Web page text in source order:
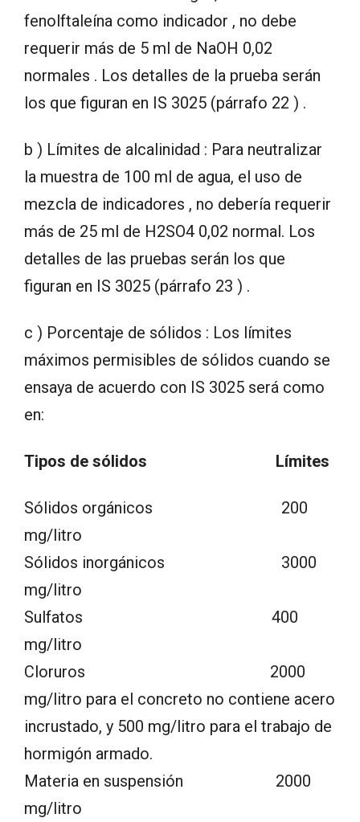
fenolftaleína como indicador , no debe
requerir más de 5 ml de NaOH 0,02
normales . Los detalles de la prueba serán
los que figuran en IS 3025 (párrafo 22 ) .
b ) Límites de alcalinidad : Para neutralizar
la muestra de 100 ml de agua, el uso de
mezcla de indicadores , no debería requerir
más de 25 ml de H2SO4 0,02 normal. Los
detalles de las pruebas serán los que
figuran en IS 3025 (párrafo 23 ) .
c ) Porcentaje de sólidos : Los límites
máximos permisibles de sólidos cuando se
ensaya de acuerdo con IS 3025 será como
en:
Tipos de sólidos Límites
Sólidos orgánicos 200
mg/litro
Sólidos inorgánicos 3000
mg/litro
Sulfatos 400
mg/litro
Cloruros 2000
mg/litro para el concreto no contiene acero
incrustado, y 500 mg/litro para el trabajo de
hormigón armado.
Materia en suspensión 2000
mg/litro